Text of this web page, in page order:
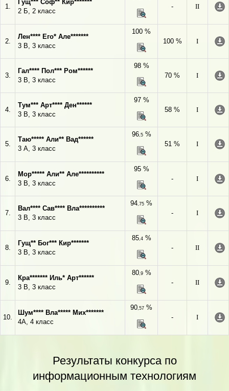
1.
Гущ*** Соф** Кир*******
2 Б, 2 класс
-
II
2.
Лен**** Его* Але*******
3 В, 3 класс
100 %
100 %
I
3.
Гал**** Пол*** Ром******
3 В, 3 класс
98 %
70 %
I
4.
Тум*** Арт**** Ден******
3 В, 3 класс
97 %
58 %
I
5.
Таю***** Али** Вад******
3 А, 3 класс
96,5%
51 %
I
6.
Мор***** Али** Але**********
3 В, 3 класс
95 %
-
I
7.
Вал**** Сав**** Вла**********
3 В, 3 класс
94,75 %
-
I
8.
Гущ** Бог*** Кир*******
3 В, 3 класс
85,4%
-
II
9.
Кра******* Иль* Арт******
3 В, 3 класс
80,9%
-
II
10.
Шум**** Вла***** Мих*******
4А, 4 класс
90,57 %
-
I
Результаты конкурса по
информационным технологиям